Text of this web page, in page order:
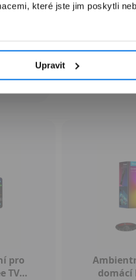
které jste jim poskytli
Upravit
pro
TV
domácí